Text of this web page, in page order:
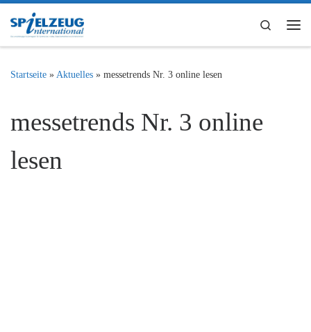
Zum Inhalt springen
Search
Startseite » Aktuelles » messetrends Nr. 3 online lesen
messetrends Nr. 3 online
lesen